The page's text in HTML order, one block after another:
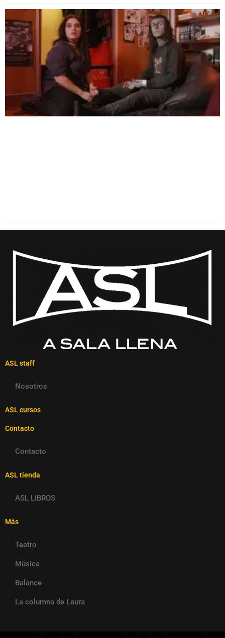
ASL staff
Nosotros
ASL cursos
Contacto
Contacto
ASL tienda
ASL LIBROS
Más
Teatro
Música
Balance
La columna de Laura